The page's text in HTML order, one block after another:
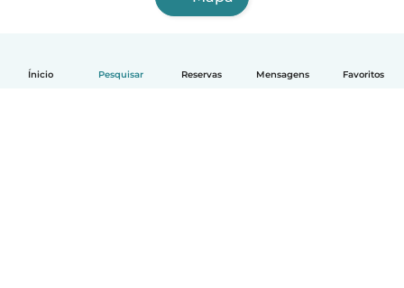
Ínicio Pesquisar Reservas Mensagens Favoritos